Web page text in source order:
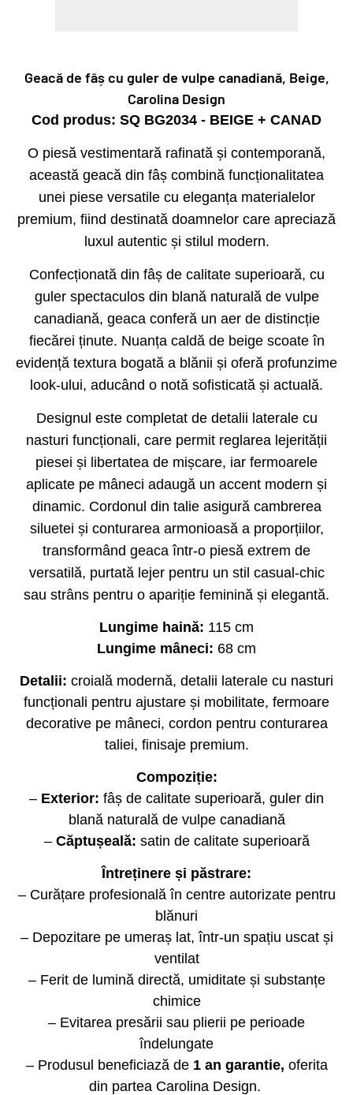
Geacă de fâș cu guler de vulpe canadiană, Beige,
Carolina Design
Cod produs: SQ BG2034 - BEIGE + CANAD
O piesă vestimentară rafinată și contemporană,
această geacă din fâș combină funcționalitatea
unei piese versatile cu eleganța materialelor
premium, fiind destinată doamnelor care apreciază
luxul autentic și stilul modern.
Confecționată din fâș de calitate superioară, cu
guler spectaculos din blană naturală de vulpe
canadiană, geaca conferă un aer de distincție
fiecărei ținute. Nuanța caldă de beige scoate în
evidență textura bogată a blănii și oferă profunzime
look-ului, aducând o notă sofisticată și actuală.
Designul este completat de detalii laterale cu
nasturi funcționali, care permit reglarea lejerității
piesei și libertatea de mișcare, iar fermoarele
aplicate pe mâneci adaugă un accent modern și
dinamic. Cordonul din talie asigură cambrerea
siluetei și conturarea armonioasă a proporțiilor,
transformând geaca într-o piesă extrem de
versatilă, purtată lejer pentru un stil casual-chic
sau strâns pentru o apariție feminină și elegantă.
Lungime haină: 115 cm
Lungime mâneci: 68 cm
Detalii: croială modernă, detalii laterale cu nasturi
funcționali pentru ajustare și mobilitate, fermoare
decorative pe mâneci, cordon pentru conturarea
taliei, finisaje premium.
Compoziție:
– Exterior: fâș de calitate superioară, guler din
blană naturală de vulpe canadiană
– Căptușeală: satin de calitate superioară
Întreținere și păstrare:
– Curățare profesională în centre autorizate pentru
blănuri
– Depozitare pe umeraș lat, într-un spațiu uscat și
ventilat
– Ferit de lumină directă, umiditate și substanțe
chimice
– Evitarea presării sau plierii pe perioade
îndelungate
– Produsul beneficiază de 1 an garantie, oferita
din partea Carolina Design.